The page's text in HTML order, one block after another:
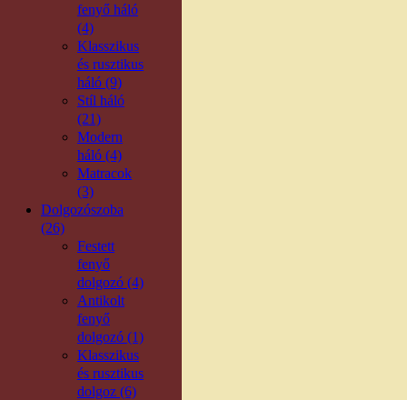
fenyő háló
(4)
Klasszikus
és rusztikus
háló (9)
Stíl háló
(21)
Modern
háló (4)
Matracok
(3)
Dolgozószoba
(26)
Festett
fenyő
dolgozó (4)
Antikolt
fenyő
dolgozó (1)
Klasszikus
és rusztikus
dolgoz (6)